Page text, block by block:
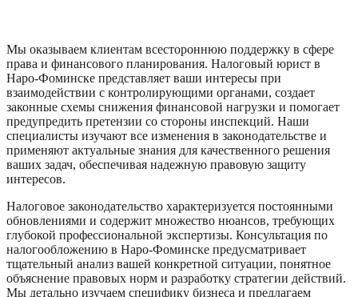
Мы оказываем клиентам всестороннюю поддержку в сфере
права и финансового планирования. Налоговый юрист в
Наро-Фоминске представляет ваши интересы при
взаимодействии с контролирующими органами, создает
законные схемы снижения финансовой нагрузки и помогает
предупредить претензии со стороны инспекций. Наши
специалисты изучают все изменения в законодательстве и
применяют актуальные знания для качественного решения
ваших задач, обеспечивая надежную правовую защиту
интересов.
Налоговое законодательство характеризуется постоянными
обновлениями и содержит множество нюансов, требующих
глубокой профессиональной экспертизы. Консультация по
налогообложению в Наро-Фоминске предусматривает
тщательный анализ вашей конкретной ситуации, понятное
объяснение правовых норм и разработку стратегии действий.
Мы детально изучаем специфику бизнеса и предлагаем